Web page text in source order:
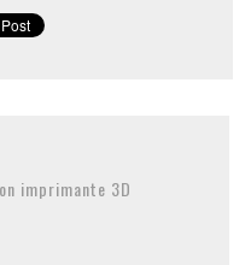
imprimante 3D